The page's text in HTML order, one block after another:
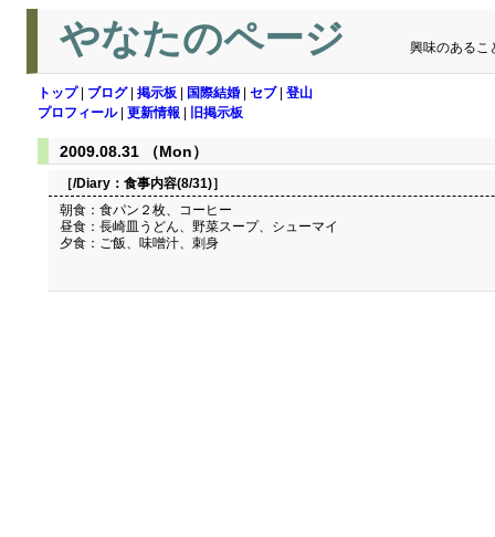
やなたのページ 興味のあるこ
トップ| ブログ| 掲示板 国際結婚 セブ| 登山
プロフィール| 更新情報 旧掲示板
2009.08.31 （Mon）
［/Diary： 食事内容(8/31)］
朝食：食パン２枚、コーヒー
昼食：長崎皿うどん、野菜スープ、シューマイ
夕食：ご飯、味噌汁、刺身